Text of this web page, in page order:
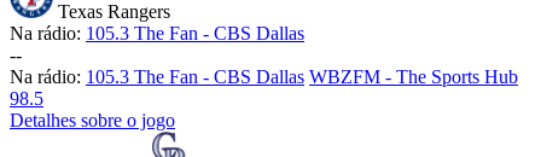
Texas Rangers
Na rádio: 105.3 The Fan - CBS Dallas
--
Na rádio: 105.3 The Fan - CBS Dallas WBZFM - The Sports Hub
98.5
Detalhes sobre o jogo